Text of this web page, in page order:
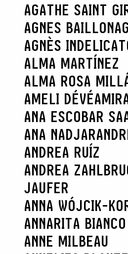
AGATHE SAINT
AGNES BAILLON
AGNÈS
ALMA MARTÍNEZ
ALMA ROSA
AMELI DÉVÉ
ANA ESCOBAR
ANA NADJAR
ANDREA RUÍZ
ANDREA
JAUFER
ANNA WÓJCIK-
ANNARITA BIANCO
ANNE MILBEAU